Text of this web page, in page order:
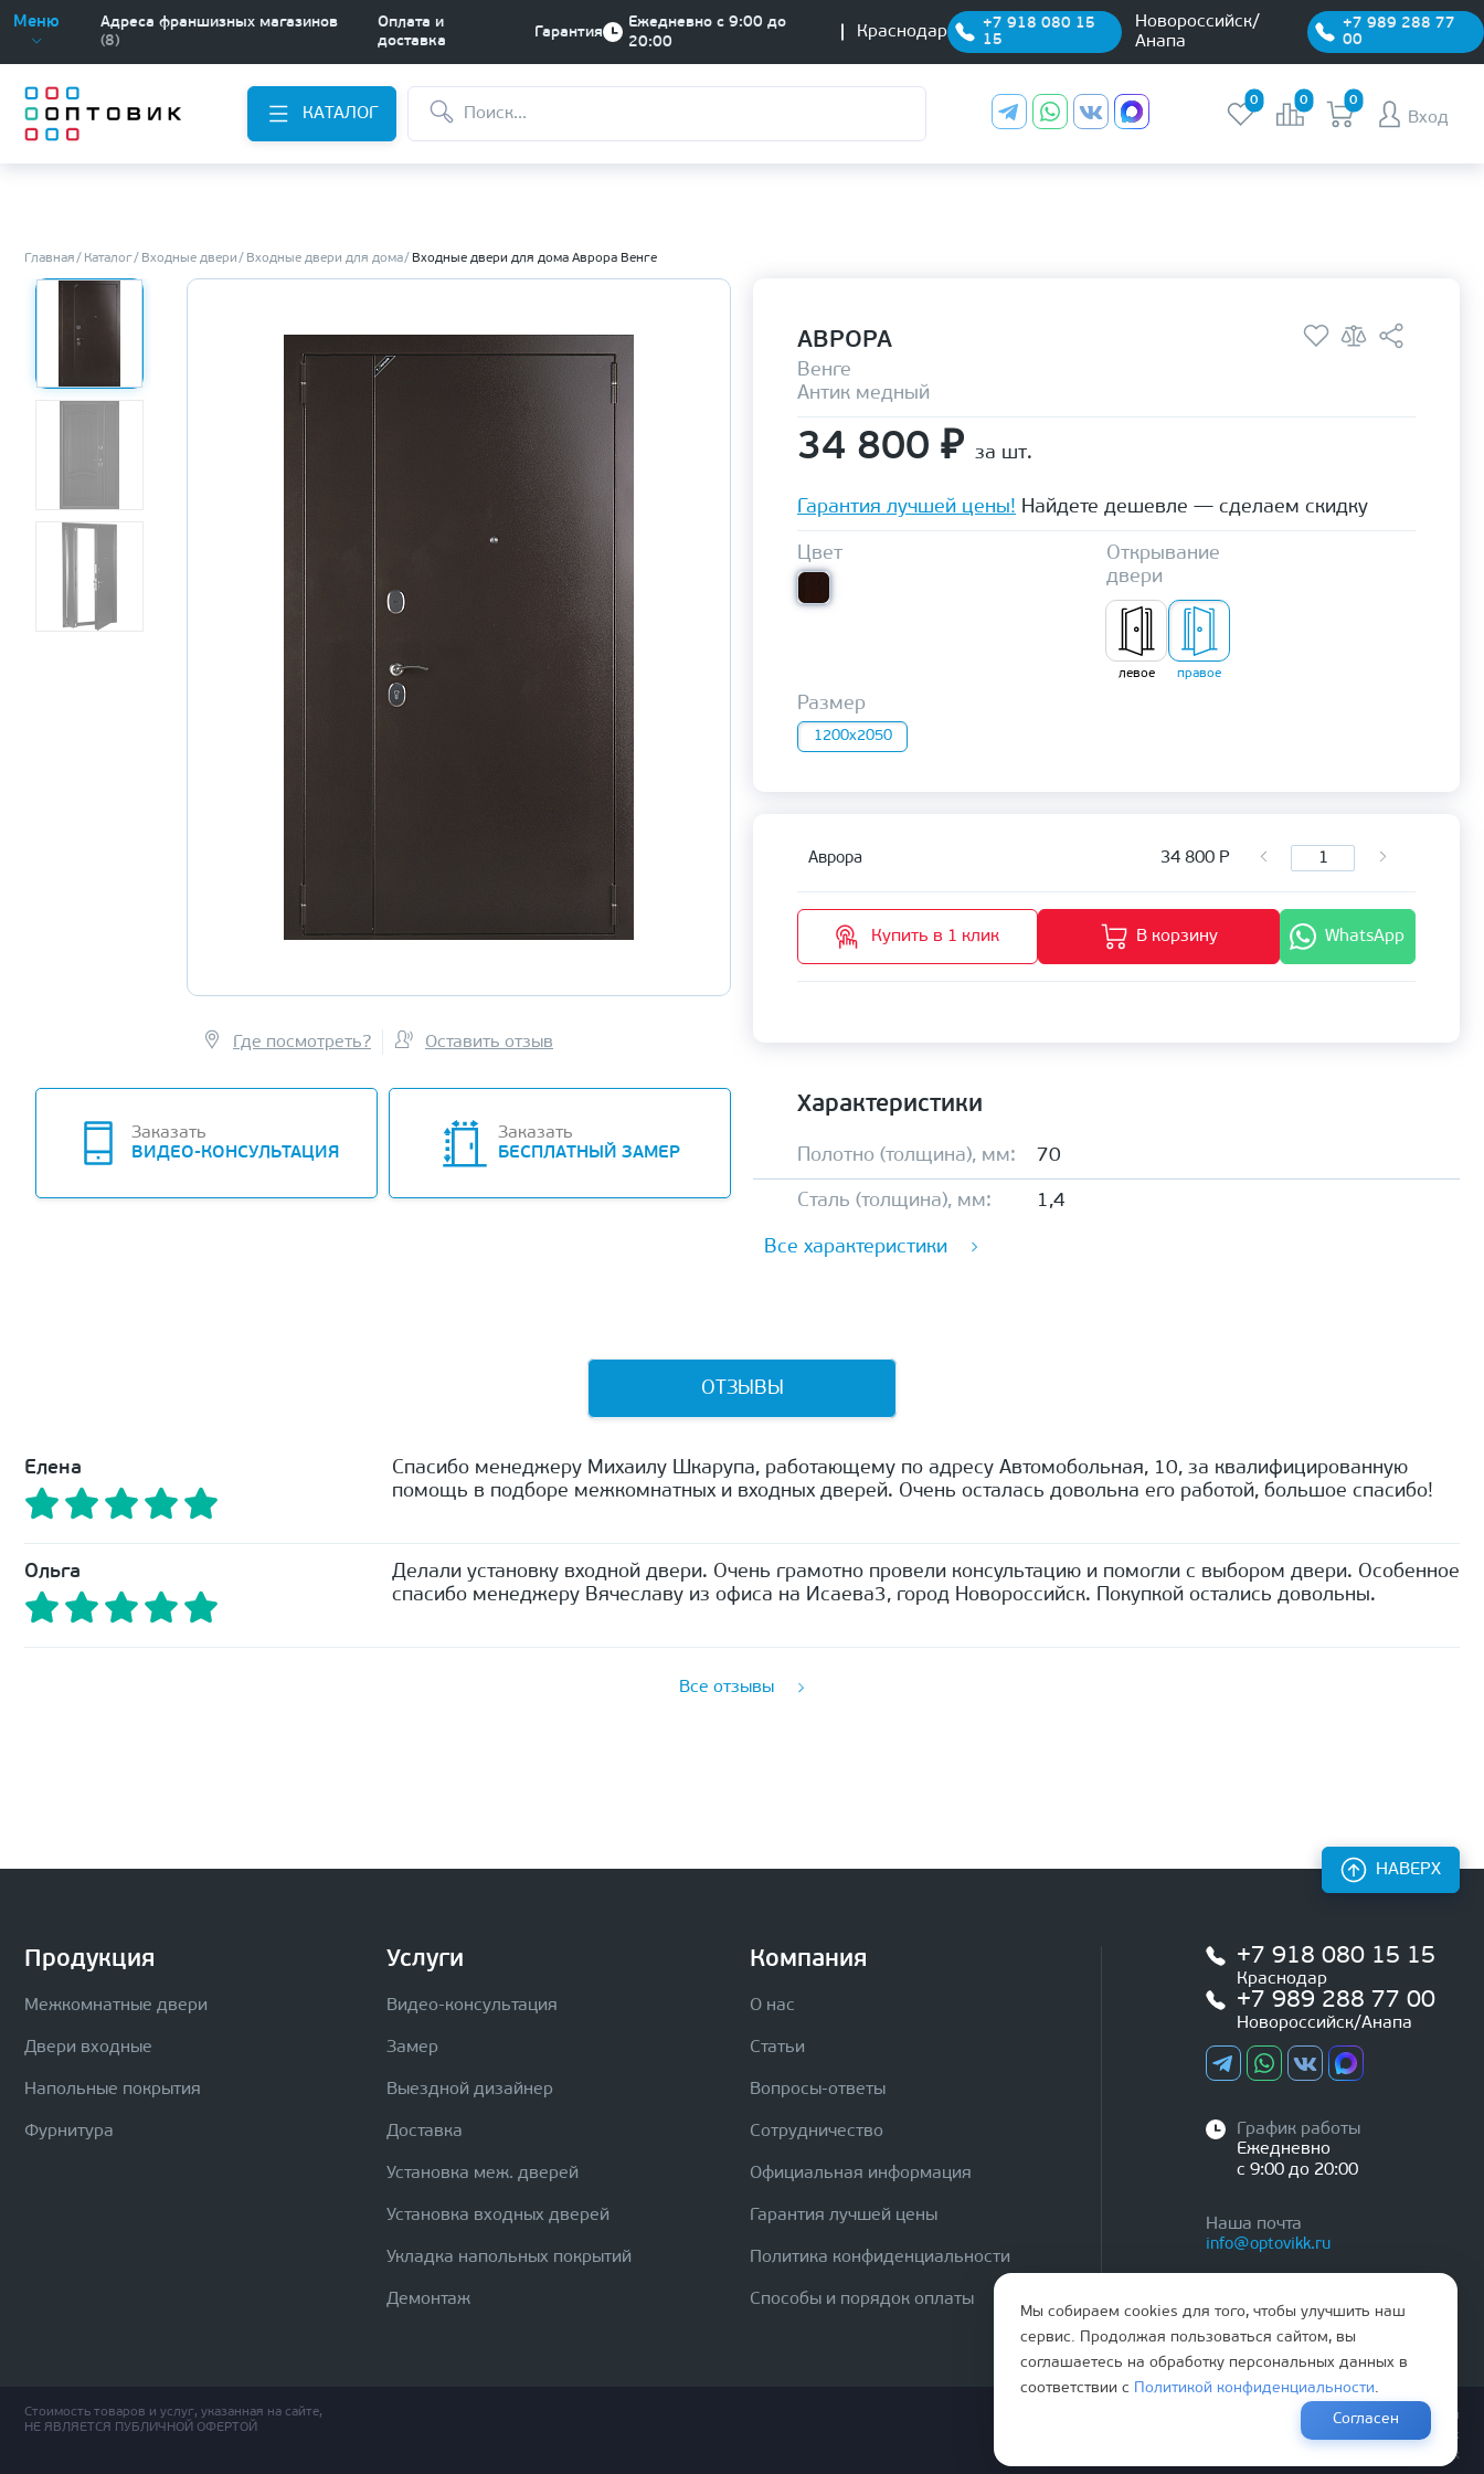
Меню
Адреса франшизных магазинов
(8)
Оплата и
доставка
Гарантия
Ежедневно с 9:00 до
20:00
Краснодар
+7 918 080 15
15
Новороссийск/
Анапа
+7 989 288 77
00
КАТАЛОГ
0 0 0
Вход
Главная Каталог Входные двери Входные двери для дома Входные двери для дома Аврора Венге
Где посмотреть? Оставить отзыв
Заказать
ВИДЕО-КОНСУЛЬТАЦИЯ
Заказать
БЕСПЛАТНЫЙ ЗАМЕР
АВРОРА
Венге
Антик медный
34 800 ₽ за шт.
Гарантия лучшей цены! Найдете дешевле — сделаем скидку
Цвет
Открывание
двери
левое правое
Размер
1200х2050
Аврора 34 800 Р
Купить в 1 клик В корзину WhatsApp
Характеристики
Полотно (толщина), мм: 70
Сталь (толщина), мм: 1,4
Все характеристики
ОТЗЫВЫ
Елена
Спасибо менеджеру Михаилу Шкарупа, работающему по адресу Автомобольная, 10, за квалифицированную
помощь в подборе межкомнатных и входных дверей. Очень осталась довольна его работой, большое спасибо!
Ольга
Делали установку входной двери. Очень грамотно провели консультацию и помогли с выбором двери. Особенное
спасибо менеджеру Вячеславу из офиса на Исаева3, город Новороссийск. Покупкой остались довольны.
Все отзывы
Продукция
Межкомнатные двери
Двери входные
Напольные покрытия
Фурнитура
Услуги
Видео-консультация
Замер
Выездной дизайнер
Доставка
Установка меж. дверей
Установка входных дверей
Укладка напольных покрытий
Демонтаж
Компания
О нас
Статьи
Вопросы-ответы
Сотрудничество
Официальная информация
Гарантия лучшей цены
Политика конфиденциальности
Способы и порядок оплаты
+7 918 080 15 15
Краснодар
+7 989 288 77 00
Новороссийск/Анапа
График работы
Ежедневно
с 9:00 до 20:00
Наша почта
info@optovikk.ru
НАВЕРХ
Стоимость товаров и услуг, указанная на сайте,
НЕ ЯВЛЯЕТСЯ ПУБЛИЧНОЙ ОФЕРТОЙ
Правила эксплутации входных и межкомнатных дверей
Политика обработки персональных данных
Согласие на обработку персональных данных
Мы собираем cookies для того, чтобы улучшить наш
сервис. Продолжая пользоваться сайтом, вы
соглашаетесь на обработку персональных данных в
соответствии с
Политикой конфиденциальности.
Согласен